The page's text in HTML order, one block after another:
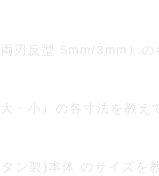
反型 5mm/3mm）の
小）の各寸法を教え
ン製)本体 のサイズを